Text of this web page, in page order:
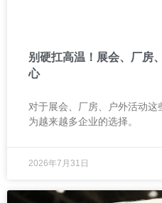
别硬扛高温！展会、厂房
心
对于展会、厂房、户外活动
为越来越多企业的选择。
2026年7月31日